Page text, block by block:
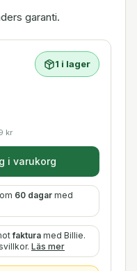
garanti.
1 i lager
kr
i varukorg
60 dagar med
faktura med Billie.
Läs mer